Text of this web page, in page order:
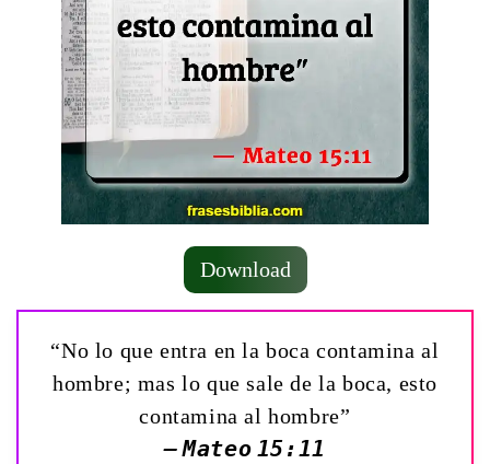
Download
“No lo que entra en la boca contamina al
hombre; mas lo que sale de la boca, esto
contamina al hombre”
— Mateo 15:11